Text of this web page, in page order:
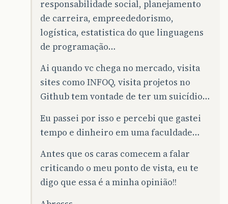
responsabilidade social, planejamento
de carreira, empreededorismo,
logística, estatistica do que linguagens
de programação…
Ai quando vc chega no mercado, visita
sites como INFOQ, visita projetos no
Github tem vontade de ter um suicídio…
Eu passei por isso e percebi que gastei
tempo e dinheiro em uma faculdade…
Antes que os caras comecem a falar
criticando o meu ponto de vista, eu te
digo que essa é a minha opinião!!